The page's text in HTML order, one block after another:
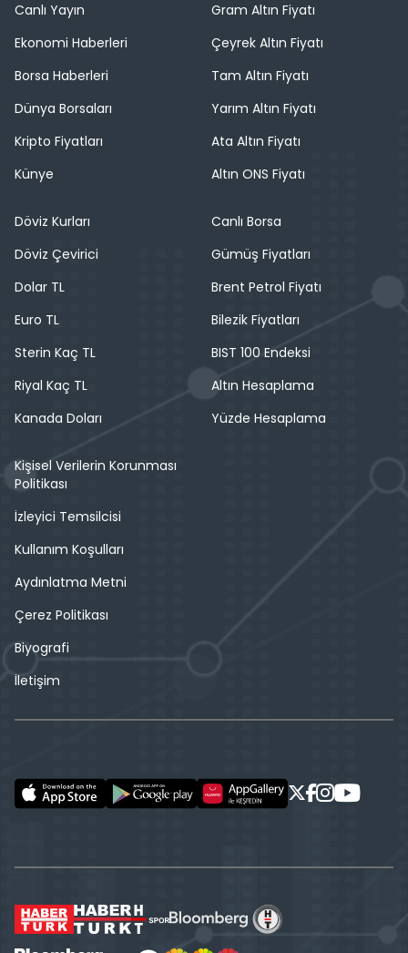
Canlı Yayın
Ekonomi Haberleri
Borsa Haberleri
Dünya Borsaları
Kripto Fiyatları
Künye
Gram Altın Fiyatı
Çeyrek Altın Fiyatı
Tam Altın Fiyatı
Yarım Altın Fiyatı
Ata Altın Fiyatı
Altın ONS Fiyatı
Döviz Kurları
Döviz Çevirici
Dolar TL
Euro TL
Sterin Kaç TL
Riyal Kaç TL
Kanada Doları
Canlı Borsa
Gümüş Fiyatları
Brent Petrol Fiyatı
Bilezik Fiyatları
BIST 100 Endeksi
Altın Hesaplama
Yüzde Hesaplama
Kişisel Verilerin Korunması
Politikası
İzleyici Temsilcisi
Kullanım Koşulları
Aydınlatma Metni
Çerez Politikası
Biyografi
İletişim